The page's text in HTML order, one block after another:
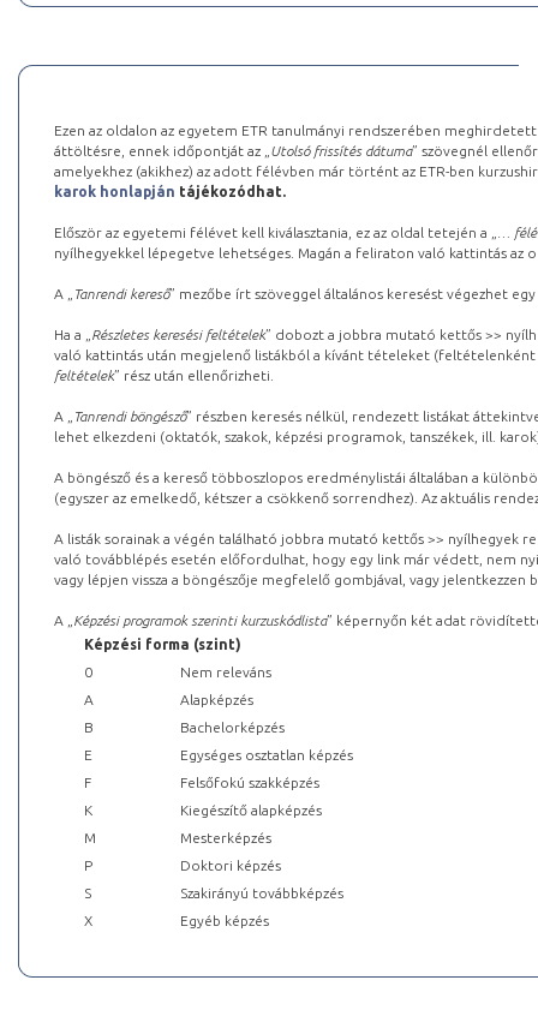
Ezen az oldalon az egyetem ETR tanulmányi rendszerében
áttöltésre, ennek időpontját az „ Utolsó frissítés dátuma” szövegnél
amelyekhez (akikhez) az adott félévben már történt az ETR-ben
karok honlapján tájékozódhat.
Először az egyetemi félévet kell kiválasztania, ez az oldal tetején a „
…
nyílhegyekkel lépegetve lehetséges. Magán a feliraton való kattintás az
A „ Tanrendi kereső” mezőbe írt szöveggel általános keresést végezhet
Ha a „ Részletes keresési feltételek” dobozt a jobbra mutató kettős >>
való kattintás után megjelenő listákból a kívánt tételeket (feltételenként
feltételek” rész után ellenőrizheti.
A „ Tanrendi böngésző” részben keresés nélkül, rendezett listákat
lehet elkezdeni (oktatók, szakok, képzési programok, tanszékek, ill.
A böngésző és a kereső többoszlopos eredménylistái általában a
(egyszer az emelkedő, kétszer a csökkenő sorrendhez). Az aktuális
A listák sorainak a végén található jobbra mutató kettős >> nyílhegyek
való továbblépés esetén előfordulhat, hogy egy link már védett, nem
vagy lépjen vissza a böngészője megfelelő gombjával, vagy
A „ Képzési programok szerinti kurzuskódlista” képernyőn két adat
Képzési forma (szint)
0
Nem releváns
A
Alapképzés
B
Bachelorképzés
E
Egységes osztatlan képzés
F
Felsőfokú szakképzés
K
Kiegészítő alapképzés
M
Mesterképzés
P
Doktori képzés
S
Szakirányú továbbképzés
X
Egyéb képzés